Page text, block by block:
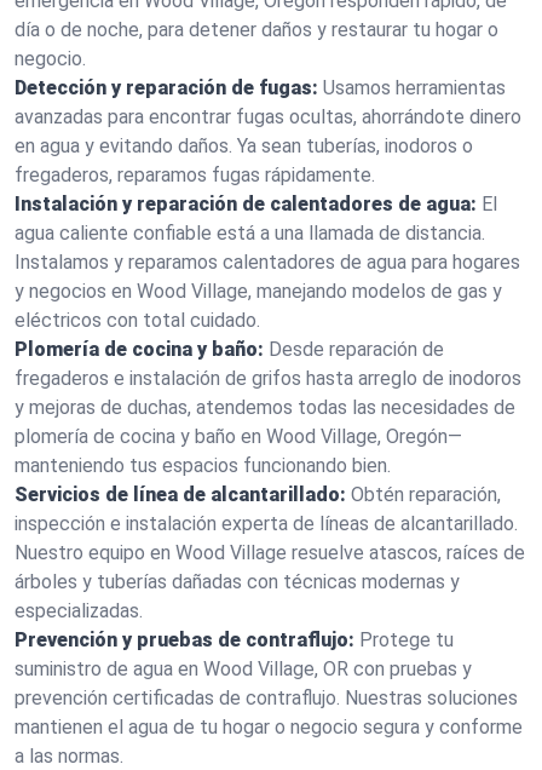
día o de noche, para detener daños y restaurar tu hogar o
negocio.
Detección y reparación de fugas: Usamos herramientas
avanzadas para encontrar fugas ocultas, ahorrándote dinero
en agua y evitando daños. Ya sean tuberías, inodoros o
fregaderos, reparamos fugas rápidamente.
Instalación y reparación de calentadores de agua: El
agua caliente confiable está a una llamada de distancia.
Instalamos y reparamos calentadores de agua para hogares
y negocios en Wood Village, manejando modelos de gas y
eléctricos con total cuidado.
Plomería de cocina y baño: Desde reparación de
fregaderos e instalación de grifos hasta arreglo de inodoros
y mejoras de duchas, atendemos todas las necesidades de
plomería de cocina y baño en Wood Village, Oregón—
manteniendo tus espacios funcionando bien.
Servicios de línea de alcantarillado: Obtén reparación,
inspección e instalación experta de líneas de alcantarillado.
Nuestro equipo en Wood Village resuelve atascos, raíces de
árboles y tuberías dañadas con técnicas modernas y
especializadas.
Prevención y pruebas de contraflujo: Protege tu
suministro de agua en Wood Village, OR con pruebas y
prevención certificadas de contraflujo. Nuestras soluciones
mantienen el agua de tu hogar o negocio segura y conforme
a las normas.